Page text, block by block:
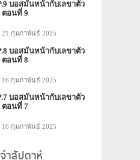
บอสมั่นหน้ากับเลขาตัว
ตอนที่ 9
21 กุมภาพันธ์ 2025
บอสมั่นหน้ากับเลขาตัว
ตอนที่ 8
16 กุมภาพันธ์ 2025
บอสมั่นหน้ากับเลขาตัว
ตอนที่ 7
16 กุมภาพันธ์ 2025
สัปดาห์